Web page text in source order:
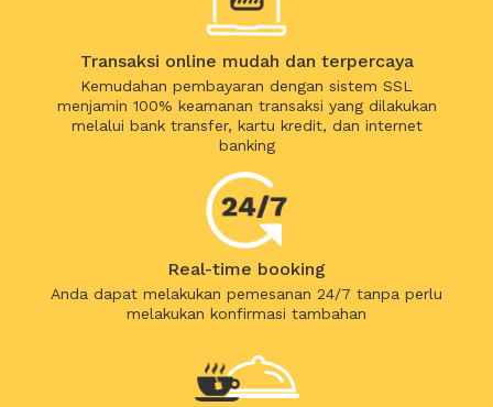
Transaksi online mudah dan terpercaya
Kemudahan pembayaran dengan sistem SSL
menjamin 100% keamanan transaksi yang dilakukan
melalui bank transfer, kartu kredit, dan internet
banking
Real-time booking
Anda dapat melakukan pemesanan 24/7 tanpa perlu
melakukan konfirmasi tambahan